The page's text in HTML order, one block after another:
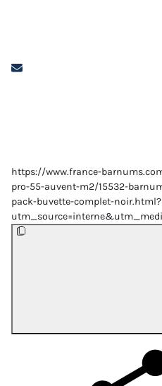
https://www.france-
pro-55-auvent-m2/15532-
pack-buvette-complet-noir.html?